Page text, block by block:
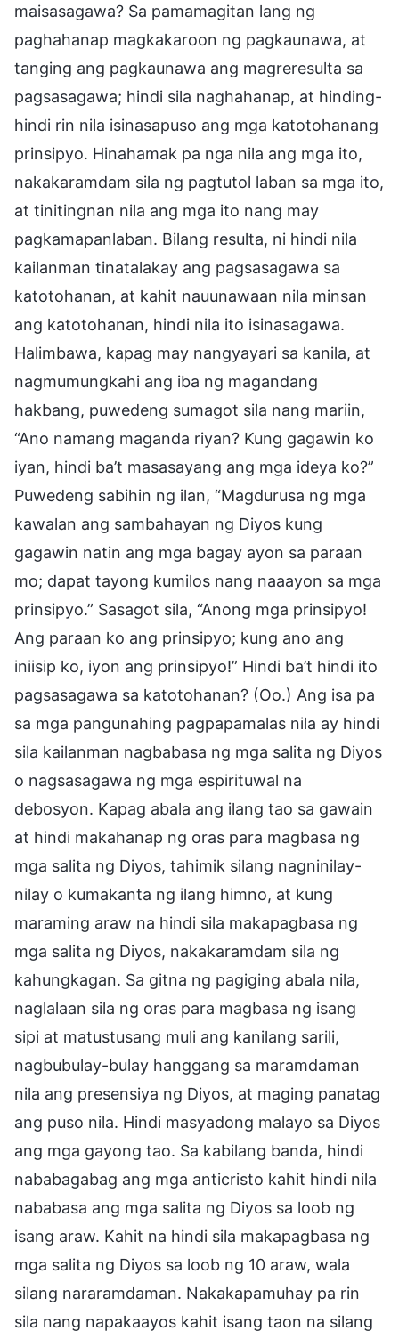
maisasagawa? Sa pamamagitan lang ng
paghahanap magkakaroon ng pagkaunawa, at
tanging ang pagkaunawa ang magreresulta sa
pagsasagawa; hindi sila naghahanap, at hinding-
hindi rin nila isinasapuso ang mga katotohanang
prinsipyo. Hinahamak pa nga nila ang mga ito,
nakakaramdam sila ng pagtutol laban sa mga ito,
at tinitingnan nila ang mga ito nang may
pagkamapanlaban. Bilang resulta, ni hindi nila
kailanman tinatalakay ang pagsasagawa sa
katotohanan, at kahit nauunawaan nila minsan
ang katotohanan, hindi nila ito isinasagawa.
Halimbawa, kapag may nangyayari sa kanila, at
nagmumungkahi ang iba ng magandang
hakbang, puwedeng sumagot sila nang mariin,
“Ano namang maganda riyan? Kung gagawin ko
iyan, hindi ba’t masasayang ang mga ideya ko?”
Puwedeng sabihin ng ilan, “Magdurusa ng mga
kawalan ang sambahayan ng Diyos kung
gagawin natin ang mga bagay ayon sa paraan
mo; dapat tayong kumilos nang naaayon sa mga
prinsipyo.” Sasagot sila, “Anong mga prinsipyo!
Ang paraan ko ang prinsipyo; kung ano ang
iniisip ko, iyon ang prinsipyo!” Hindi ba’t hindi ito
pagsasagawa sa katotohanan? (Oo.) Ang isa pa
sa mga pangunahing pagpapamalas nila ay hindi
sila kailanman nagbabasa ng mga salita ng Diyos
o nagsasagawa ng mga espirituwal na
debosyon. Kapag abala ang ilang tao sa gawain
at hindi makahanap ng oras para magbasa ng
mga salita ng Diyos, tahimik silang nagninilay-
nilay o kumakanta ng ilang himno, at kung
maraming araw na hindi sila makapagbasa ng
mga salita ng Diyos, nakakaramdam sila ng
kahungkagan. Sa gitna ng pagiging abala nila,
naglalaan sila ng oras para magbasa ng isang
sipi at matustusang muli ang kanilang sarili,
nagbubulay-bulay hanggang sa maramdaman
nila ang presensiya ng Diyos, at maging panatag
ang puso nila. Hindi masyadong malayo sa Diyos
ang mga gayong tao. Sa kabilang banda, hindi
nababagabag ang mga anticristo kahit hindi nila
nababasa ang mga salita ng Diyos sa loob ng
isang araw. Kahit na hindi sila makapagbasa ng
mga salita ng Diyos sa loob ng 10 araw, wala
silang nararamdaman. Nakakapamuhay pa rin
sila nang napakaayos kahit isang taon na silang